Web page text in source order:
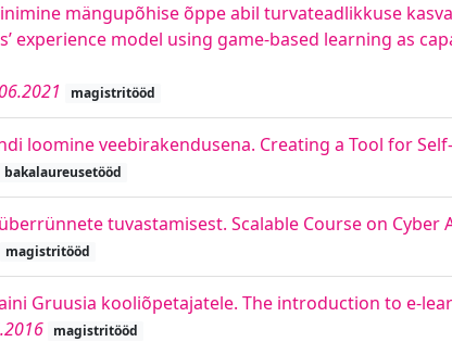
mängupõhise õppe abil turvateadlikkuse
experience model using game-based learning as
magistritööd
loomine veebirakendusena. Creating a Tool for
bakalaureusetööd
tuvastamisest. Scalable Course on Cyber
magistritööd
Gruusia kooliõpetajatele. The introduction to e-
magistritööd